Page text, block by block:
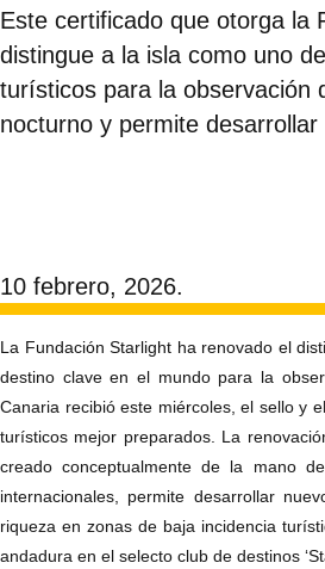
Este certificado que otorga la
distingue a la isla como uno
turísticos para la observación
nocturno y permite
10 febrero, 2026.
La Fundación Starlight ha renovado el
destino clave en el mundo para la
Canaria recibió este miércoles, el sello y
turísticos mejor preparados. La
creado conceptualmente de la mano
internacionales, permite desarrollar
riqueza en zonas de baja incidencia
andadura en el selecto club de destinos